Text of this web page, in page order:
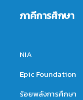
ภาคีการศึกษา
NIA
Epic Foundation
ร้อยพลังการศึกษา